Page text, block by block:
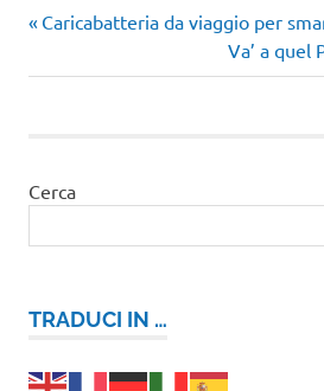
Navigazione
articoli
Articolo
Caricabatteria da viaggio per
Articolo
successivo:
Va’ a quel
Cerca
TRADUCI IN …